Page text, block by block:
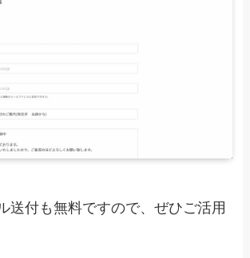
送付も無料ですので、ぜひご活用